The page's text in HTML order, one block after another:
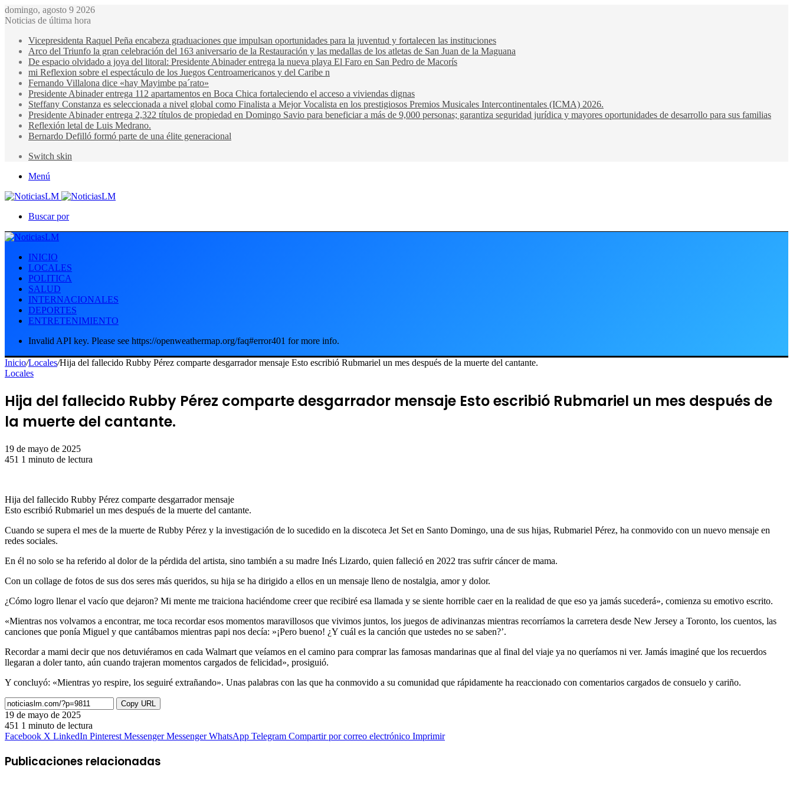
domingo, agosto 9 2026
Noticias de última hora
Vicepresidenta Raquel Peña encabeza graduaciones que impulsan oportunidades para la juventud y fortalecen las instituciones
Arco del Triunfo la gran celebración del 163 aniversario de la Restauración y las medallas de los atletas de San Juan de la Maguana
De espacio olvidado a joya del litoral: Presidente Abinader entrega la nueva playa El Faro en San Pedro de Macorís
mi Reflexion sobre el espectáculo de los Juegos Centroamericanos y del Caribe n
Fernando Villalona dice «hay Mayimbe pa´rato»
Presidente Abinader entrega 112 apartamentos en Boca Chica fortaleciendo el acceso a viviendas dignas
Steffany Constanza es seleccionada a nivel global como Finalista a Mejor Vocalista en los prestigiosos Premios Musicales Intercontinentales (ICMA) 2026.
Presidente Abinader entrega 2,322 títulos de propiedad en Domingo Savio para beneficiar a más de 9,000 personas; garantiza seguridad jurídica y mayores oportunidades de desarrollo para sus familias
Reflexión letal de Luis Medrano.
Bernardo Defilló formó parte de una élite generacional
Switch skin
Menú
Buscar por
INICIO
LOCALES
POLITICA
SALUD
INTERNACIONALES
DEPORTES
ENTRETENIMIENTO
Invalid API key. Please see https://openweathermap.org/faq#error401 for more info.
Inicio/Locales/Hija del fallecido Rubby Pérez comparte desgarrador mensaje Esto escribió Rubmariel un mes después de la muerte del cantante.
Locales
Hija del fallecido Rubby Pérez comparte desgarrador mensaje Esto escribió Rubmariel un mes después de
la muerte del cantante.
19 de mayo de 2025
451 1 minuto de lectura
Hija del fallecido Rubby Pérez comparte desgarrador mensaje
Esto escribió Rubmariel un mes después de la muerte del cantante.
Cuando se supera el mes de la muerte de Rubby Pérez y la investigación de lo sucedido en la discoteca Jet Set en Santo Domingo, una de sus hijas, Rubmariel Pérez, ha conmovido con un nuevo mensaje en
redes sociales.
En él no solo se ha referido al dolor de la pérdida del artista, sino también a su madre Inés Lizardo, quien falleció en 2022 tras sufrir cáncer de mama.
Con un collage de fotos de sus dos seres más queridos, su hija se ha dirigido a ellos en un mensaje lleno de nostalgia, amor y dolor.
¿Cómo logro llenar el vacío que dejaron? Mi mente me traiciona haciéndome creer que recibiré esa llamada y se siente horrible caer en la realidad de que eso ya jamás sucederá», comienza su emotivo escrito.
«Mientras nos volvamos a encontrar, me toca recordar esos momentos maravillosos que vivimos juntos, los juegos de adivinanzas mientras recorríamos la carretera desde New Jersey a Toronto, los cuentos, las
canciones que ponía Miguel y que cantábamos mientras papi nos decía: »¡Pero bueno! ¿Y cuál es la canción que ustedes no se saben?’.
Recordar a mami decir que nos detuviéramos en cada Walmart que veíamos en el camino para comprar las famosas mandarinas que al final del viaje ya no queríamos ni ver. Jamás imaginé que los recuerdos
llegaran a doler tanto, aún cuando trajeran momentos cargados de felicidad», prosiguió.
Y concluyó: «Mientras yo respire, los seguiré extrañando». Unas palabras con las que ha conmovido a su comunidad que rápidamente ha reaccionado con comentarios cargados de consuelo y cariño.
Copy URL
19 de mayo de 2025
451 1 minuto de lectura
Facebook X LinkedIn Pinterest Messenger Messenger WhatsApp Telegram Compartir por correo electrónico Imprimir
Publicaciones relacionadas